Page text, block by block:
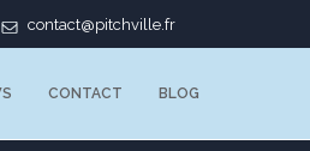
contact@pitchville.fr
CONTACT BLOG